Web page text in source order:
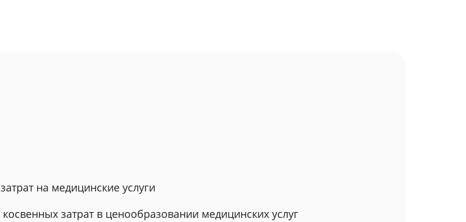
на медицинские услуги
затрат в ценообразовании медицинских услуг